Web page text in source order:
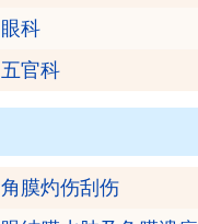
眼科
五官科
角膜灼伤刮伤